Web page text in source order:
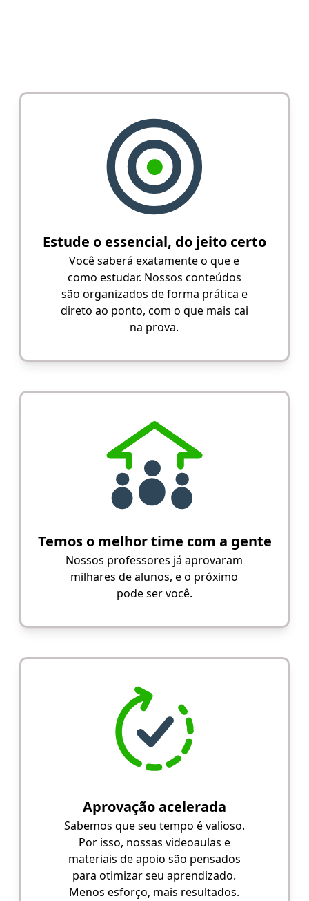
Estude o essencial, do jeito certo
Você saberá exatamente o que e
como estudar. Nossos conteúdos
são organizados de forma prática e
direto ao ponto, com o que mais cai
na prova.
Temos o melhor time com a gente
Nossos professores já aprovaram
milhares de alunos, e o próximo
pode ser você.
Aprovação acelerada
Sabemos que seu tempo é valioso.
Por isso, nossas videoaulas e
materiais de apoio são pensados
para otimizar seu aprendizado.
Menos esforço, mais resultados.